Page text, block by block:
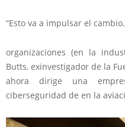
“Esto va a impulsar el
organizaciones (en la
Butts, exinvestigador de la
ahora dirige una
ciberseguridad de en la